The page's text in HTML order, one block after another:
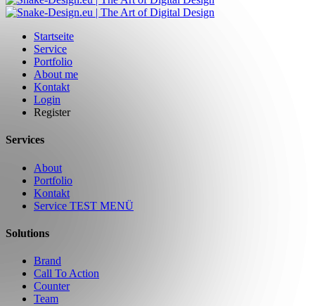
Startseite
Service
Portfolio
About me
Kontakt
Login
Register
Services
About
Portfolio
Kontakt
Service TEST MENÜ
Solutions
Brand
Call To Action
Counter
Team